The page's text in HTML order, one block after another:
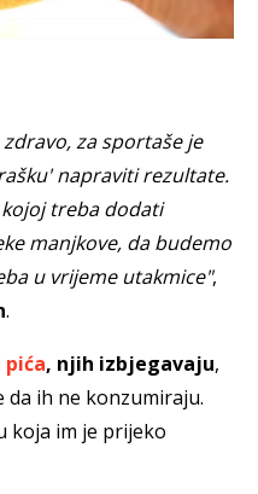
za sportaše je
napraviti rezultate.
treba dodati
manjkove, da budemo
u vrijeme utakmice",
.
, njih izbjegavaju,
ih ne konzumiraju.
koja im je prijeko